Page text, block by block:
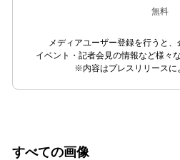
無料
メディアユーザー登録を行うと、
イベント・記者会見の情報など様々
※内容はプレスリリースに
すべての画像